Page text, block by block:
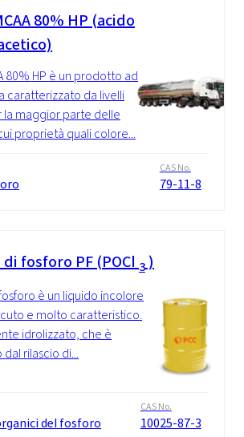
80% HP (acido
80% HP è un prodotto ad
caratterizzato da livelli
la maggior parte delle
proprietà quali colore...
CAS No.
79-11-8
fosforo PF (POCl 3 )
è un liquido incolore
e molto caratteristico.
idrolizzato, che è
rilascio di...
del fosforo
CAS No.
10025-87-3